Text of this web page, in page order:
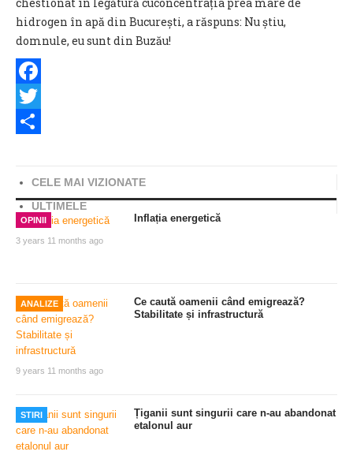
hidrogen în apă din București, a răspuns: Nu știu,
domnule, eu sunt din Buzău!
Facebook
Twitter
CELE MAI VIZIONATE
ULTIMELE
OPINII
3 years 11 months ago
Inflația energetică
ANALIZE
9 years 11 months ago
Ce caută oamenii când emigrează?
Stabilitate și infrastructură
STIRI
Țiganii sunt singurii care n-au abandonat
etalonul aur